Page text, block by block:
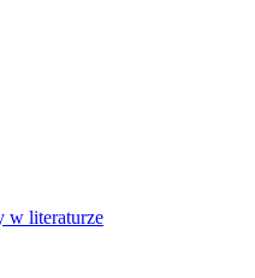
w literaturze